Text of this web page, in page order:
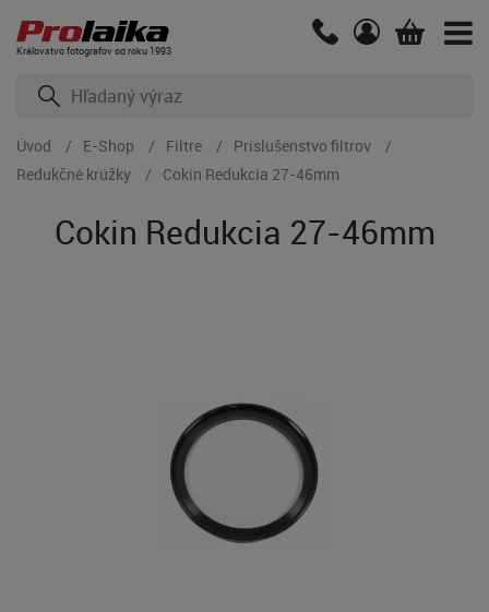
Kráľovstvo fotografov od roku 1993
Úvod E-Shop Filtre
Príslušenstvo filtrov
Redukčné krúžky
Cokin Redukcia 27-46mm
Cokin Redukcia 27-46mm